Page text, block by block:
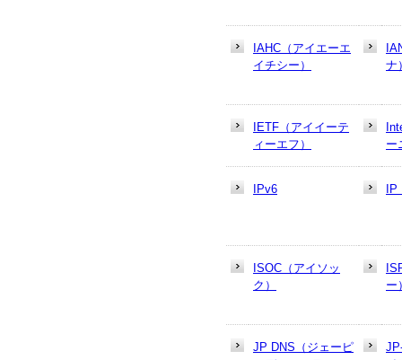
IAHC（アイエーエ
イチシー）
ナ
IETF（アイイーテ
ィーエフ）
ー
IPv6
ISOC（アイソッ
ク）
ー
JP DNS（ジェーピ